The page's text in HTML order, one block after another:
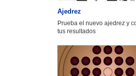
Ajedrez
Prueba el nuevo ajedrez y
tus resultados